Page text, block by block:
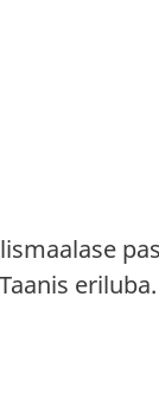
eriluba.